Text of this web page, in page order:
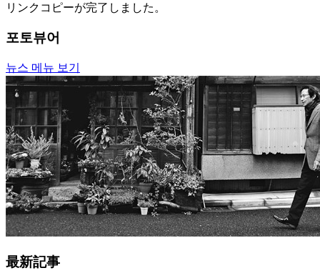
リンクコピーが完了しました。
포토뷰어
뉴스 메뉴 보기
最新記事